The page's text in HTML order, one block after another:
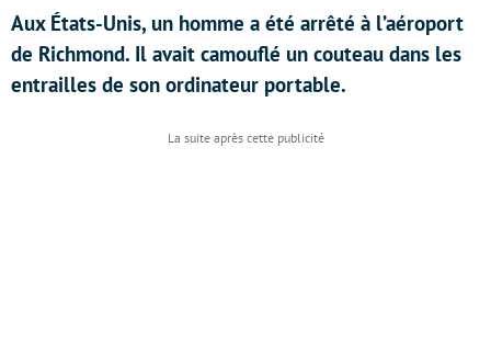
Aux États-Unis, un homme a été arrêté à l’aéroport
de Richmond. Il avait camouflé un couteau dans les
entrailles de son ordinateur portable.